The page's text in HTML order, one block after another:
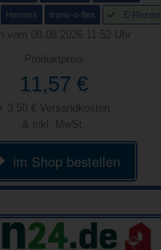
Hermes trans-o-flex E-Rezept
vom 08.08.2026 11:52 Uhr
Produktpreis
11,57 €
3,50 € Versandkosten
& inkl. MwSt.
im Shop bestellen